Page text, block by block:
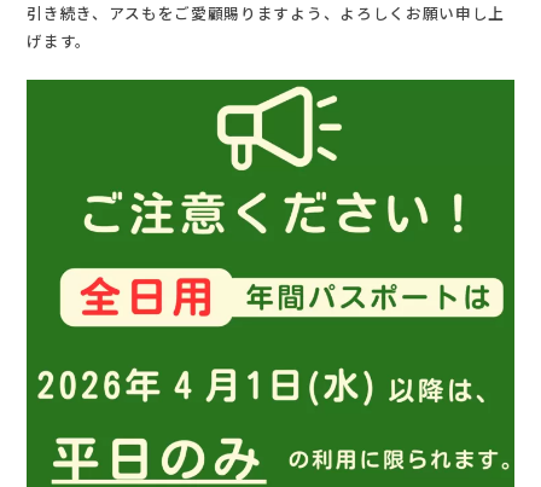
引き続き、アスもをご愛顧賜りますよう、よろしくお願い申し上
げます。